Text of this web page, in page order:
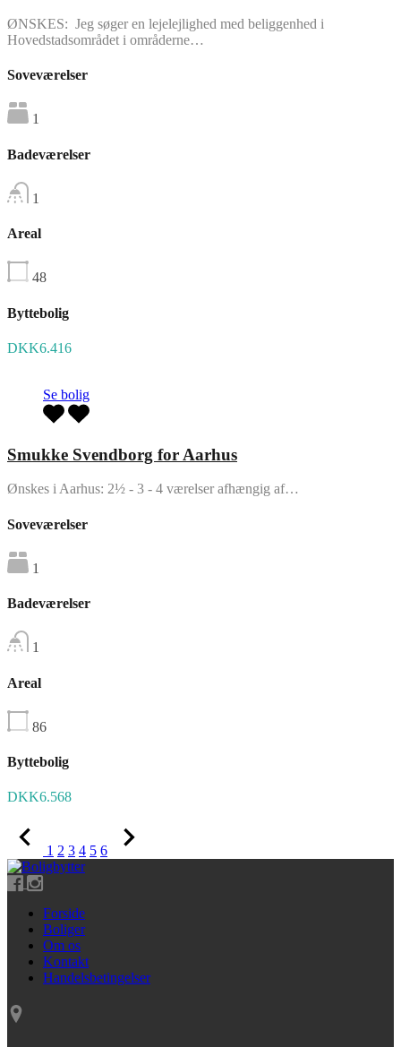
ØNSKES: Jeg søger en lejelejlighed med beliggenhed i
Hovedstadsområdet i områderne…
Soveværelser
1
Badeværelser
1
Areal
48
Byttebolig
DKK6.416
Se bolig
Smukke Svendborg for Aarhus
Ønskes i Aarhus: 2½ - 3 - 4 værelser afhængig af…
Soveværelser
1
Badeværelser
1
Areal
86
Byttebolig
DKK6.568
1 2 3 4 5 6
Forside
Boliger
Om os
Kontakt
Handelsbetingelser